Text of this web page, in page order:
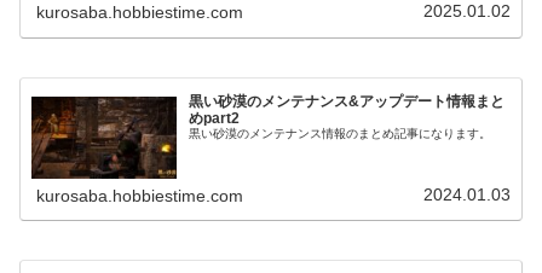
kurosaba.hobbiestime.com 2025.01.02
黒い砂漠のメンテナンス&アップデート情報まと
めpart2
黒い砂漠のメンテナンス情報のまとめ記事になります。
kurosaba.hobbiestime.com 2024.01.03